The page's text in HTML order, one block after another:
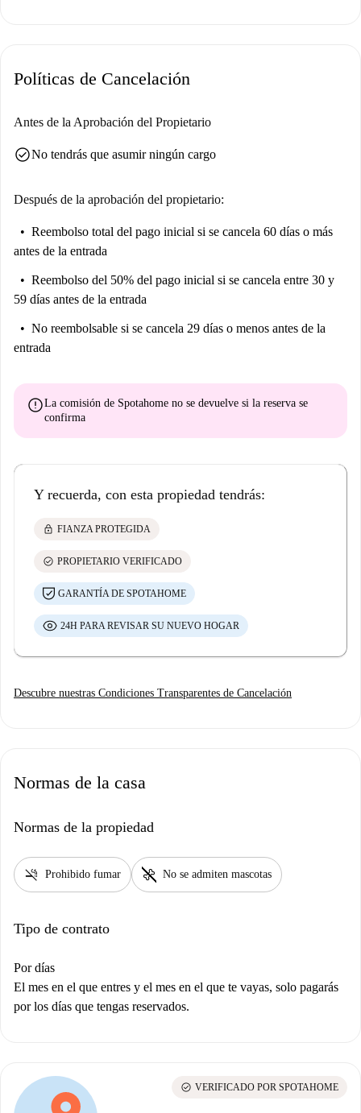
encuentra a pocos pasos, al igual que el mercado Unes y diversos
Asimismo, el Mandala-Centro Studi Tibetani, un lugar turístico de gran
Políticas de Cancelación
Antes de la Aprobación del Propietario
check_circleNo tendrás que asumir ningún cargo
Después de la aprobación del propietario:
Reembolso total del pago inicial si se cancela 60 días o más
antes de la entrada
Reembolso del 50% del pago inicial si se cancela entre 30 y
59 días antes de la entrada
No reembolsable si se cancela 29 días o menos antes de la
entrada
errorLa comisión de Spotahome no se devuelve si la reserva se
confirma
Y recuerda, con esta propiedad tendrás:
lock FIANZA PROTEGIDA
check_circle PROPIETARIO VERIFICADO
GARANTÍA DE SPOTAHOME
24H PARA REVISAR SU NUEVO HOGAR
Descubre nuestras Condiciones Transparentes de Cancelación
Normas de la casa
Normas de la propiedad
smoke_free Prohibido fumar pet_supplies No se admiten mascotas
Tipo de contrato
Por días
El mes en el que entres y el mes en el que te vayas, solo pagarás
por los días que tengas reservados.
check_circle VERIFICADO POR SPOTAHOME